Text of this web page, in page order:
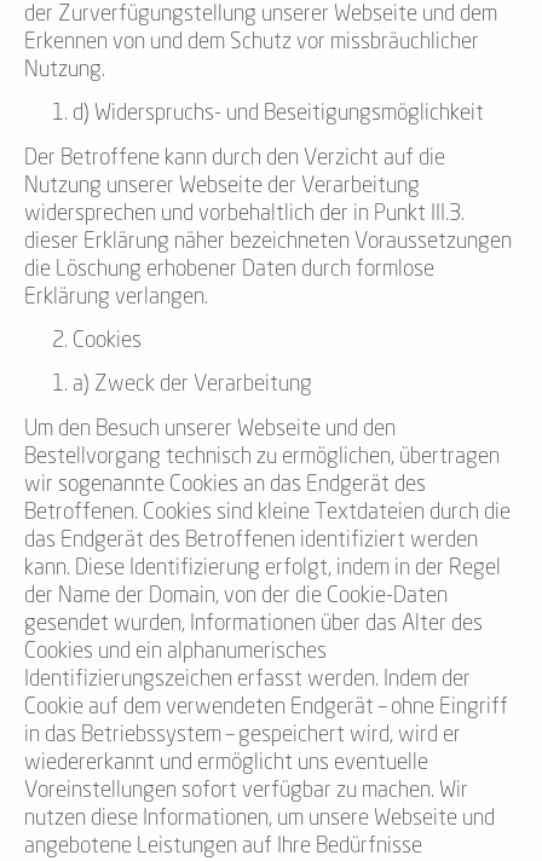
der Zurverfügungstellung unserer Webseite und dem
Erkennen von und dem Schutz vor missbräuchlicher
Nutzung.
d) Widerspruchs- und Beseitigungsmöglichkeit
Der Betroffene kann durch den Verzicht auf die
Nutzung unserer Webseite der Verarbeitung
widersprechen und vorbehaltlich der in Punkt III.3.
dieser Erklärung näher bezeichneten Voraussetzungen
die Löschung erhobener Daten durch formlose
Erklärung verlangen.
Cookies
a) Zweck der Verarbeitung
Um den Besuch unserer Webseite und den
Bestellvorgang technisch zu ermöglichen, übertragen
wir sogenannte Cookies an das Endgerät des
Betroffenen. Cookies sind kleine Textdateien durch die
das Endgerät des Betroffenen identifiziert werden
kann. Diese Identifizierung erfolgt, indem in der Regel
der Name der Domain, von der die Cookie-Daten
gesendet wurden, Informationen über das Alter des
Cookies und ein alphanumerisches
Identifizierungszeichen erfasst werden. Indem der
Cookie auf dem verwendeten Endgerät – ohne Eingriff
in das Betriebssystem – gespeichert wird, wird er
wiedererkannt und ermöglicht uns eventuelle
Voreinstellungen sofort verfügbar zu machen. Wir
nutzen diese Informationen, um unsere Webseite und
angebotene Leistungen auf Ihre Bedürfnisse